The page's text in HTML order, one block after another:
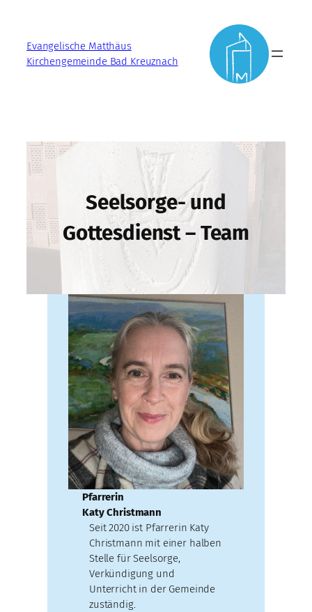
springenEvangelische Matthäus
Kirchengemeinde Bad Kreuznach
Seelsorge- und
Gottesdienst – Team
Pfarrerin
Katy Christmann
Seit 2020 ist Pfarrerin Katy
Christmann mit einer halben
Stelle für Seelsorge,
Verkündigung und
Unterricht in der Gemeinde
zuständig.